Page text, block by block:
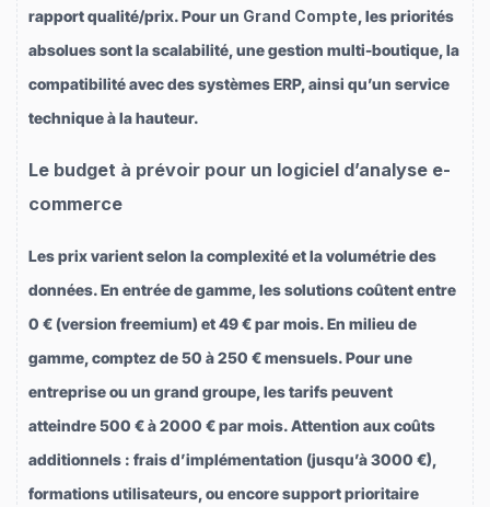
rapport qualité/prix. Pour un Grand Compte, les priorités
absolues sont la scalabilité, une gestion multi-boutique, la
compatibilité avec des systèmes ERP, ainsi qu’un service
technique à la hauteur.
Le budget à prévoir pour un logiciel d’analyse e-
commerce
Les prix varient selon la complexité et la volumétrie des
données. En entrée de gamme, les solutions coûtent entre
0 € (version freemium) et 49 € par mois. En milieu de
gamme, comptez de 50 à 250 € mensuels. Pour une
entreprise ou un grand groupe, les tarifs peuvent
atteindre 500 € à 2000 € par mois. Attention aux coûts
additionnels : frais d’implémentation (jusqu’à 3000 €),
formations utilisateurs, ou encore support prioritaire